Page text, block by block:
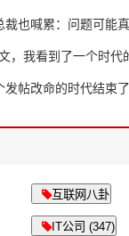
裁也喊累：问题可能
，我看到了一个时代
发帖改命的时代结束了
互联网八卦
IT公司 (347)